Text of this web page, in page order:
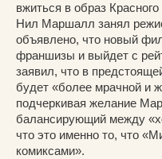
вжиться в образ
Нил Маршалл занял
объявлено, что новый
франшизы и выйдет с
заявил, что в
будет «более мрачной и
подчеркивая желание
балансирующий между
что это именно то, что
комиксами».